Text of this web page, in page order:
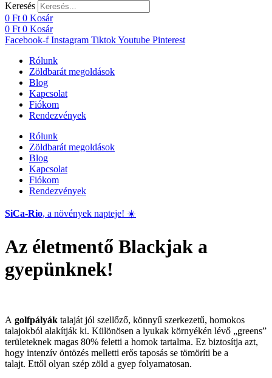
Keresés
0 Ft 0 Kosár
0 Ft 0 Kosár
Facebook-f Instagram TiktokYoutube Pinterest
Rólunk
Zöldbarát megoldások
Blog
Kapcsolat
Fiókom
Rendezvények
Rólunk
Zöldbarát megoldások
Blog
Kapcsolat
Fiókom
Rendezvények
SiCa-Rio, a növények napteje! ☀️
Az életmentő Blackjak a
gyepünknek!
A golfpályák talaját jól szellőző, könnyű szerkezetű, homokos
talajokból alakítják ki. Különösen a lyukak környékén lévő „greens”
területeknek magas 80% feletti a homok tartalma. Ez biztosítja azt,
hogy intenzív öntözés melletti erős taposás se tömöríti be a
talajt. Ettől olyan szép zöld a gyep folyamatosan.